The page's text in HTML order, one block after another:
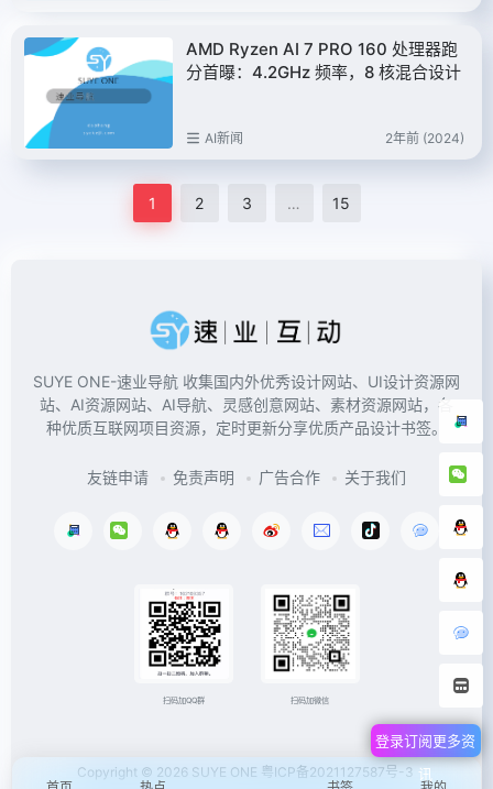
AMD Ryzen AI 7 PRO 160 处理器跑
分首曝：4.2GHz 频率，8 核混合设计
AI新闻 2年前 (2024)
1 2 3 … 15
登录订阅更多资
讯
SUYE ONE-速业导航 收集国内外优秀设计网站、UI设计资源网
站、AI资源网站、AI导航、灵感创意网站、素材资源网站，各
种优质互联网项目资源，定时更新分享优质产品设计书签。
友链申请 免责声明 广告合作 关于我们
扫码加QQ群 扫码加微信
Copyright © 2026 SUYE ONE 粤ICP备2021127587号-3